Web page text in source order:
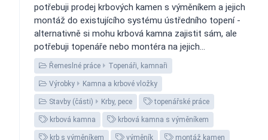
potřebuji prodej krbových kamen s výměníkem a jejich
montáž do existujícího systému ústředního topení -
alternativně si mohu krbová kamna zajistit sám, ale
potřebuji topenáře nebo montéra na jejich...
Řemeslné práce Topenáři, kamnaři
Výrobky Kamna a krbové vložky
Stavby (části) Krby, pece topenářské práce
krbová kamna krbová kamna s výměníkem
krb s výměníkem výměník montáž kamen